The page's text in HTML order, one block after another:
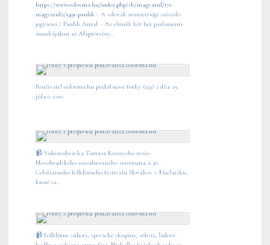
https://www.oslovma.hu/index.php/sk/magyarul/171-
magyarul2/1491-paulik - A szlovák nemzetiségi szószóló
jegyzetei / Paulik Antal: - Az elmúlt két hét parlamenti
munkájában az Alaptörvény...
Používateľ oslovma.hu pridal nové fotky (133) z dňa 29.
júla o 2:00.
📹 Videonahrávka Tamása Kerényiho zo 60.
Novohradského národnostného stretnutia a 30.
Celoštátneho folklórneho festivalu Slovákov v Maďarsku,
ktoré sa...
📹 Folklórne súbory, spevácke skupiny, sólisti, ľudové